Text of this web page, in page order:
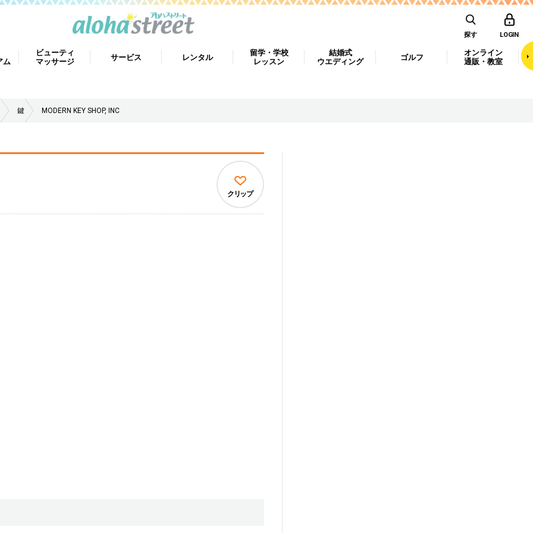
探す LOGIN
ム
ビューティ
マッサージ
サービス レンタル
留学・学校
レッスン
結婚式
ウエディング
ゴルフ
オンライン
通販・教室
鍵 MODERN KEY SHOP, INC
クリップ